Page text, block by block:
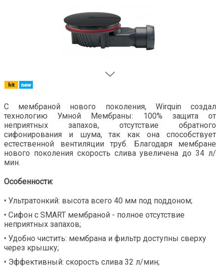
С мембраной нового поколения, Wirquin создал
технологию Умной Мембраны: 100% защита от
неприятных запахов, отсутствие обратного
сифонирования и шума, так как она способствует
естественной вентиляции труб. Благодаря мембране
нового поколения скорость слива увеличена до 34 л/
мин.
Особенности:
• Ультратонкий: высота всего 40 мм под поддоном;
• Сифон с SMART мембраной - полное отсутствие
неприятных запахов;
• Удобно чистить: мембрана и фильтр доступны сверху
через крышку;
• Эффективный: скорость слива 32 л/мин;